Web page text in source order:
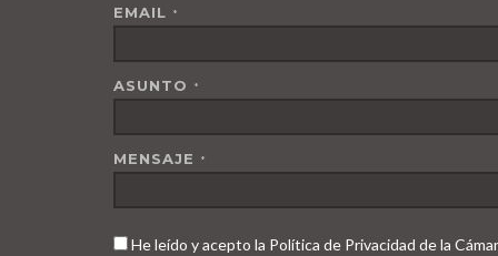
EMAIL *
ASUNTO *
MENSAJE *
He leído y acepto la Política de Privacidad de la